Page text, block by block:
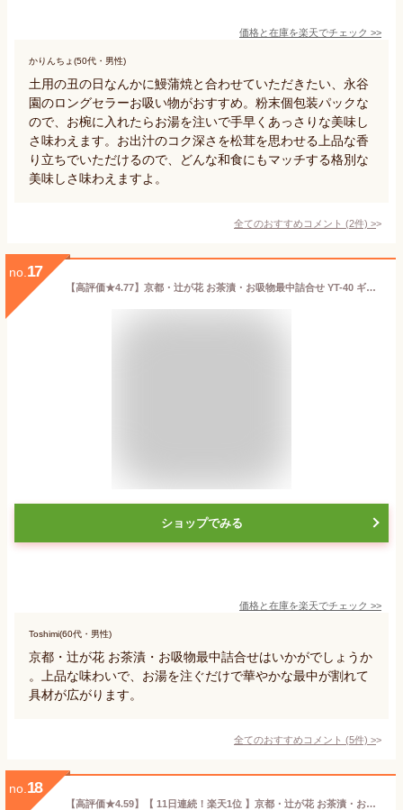
価格と在庫を楽天でチェック >>
かりんちょ(50代・男性)
土用の丑の日なんかに鰻蒲焼と合わせていただきたい、永谷
園のロングセラーお吸い物がおすすめ。粉末個包装パックな
ので、お椀に入れたらお湯を注いで手早くあっさりな美味し
さ味わえます。お出汁のコク深さを松茸を思わせる上品な香
り立ちでいただけるので、どんな和食にもマッチする格別な
美味しさ味わえますよ。
全てのおすすめコメント (2件) >
no. 17
【高評価★4.77】京都・辻が花 お茶漬・お吸物最中詰合せ YT-40 ギフトセット【送料無料】お吸い物 お茶漬け もなか 出産内祝い 結婚内祝い 出産祝い 結婚祝い お祝い お返し 香典返し 快気祝い 内祝い 引っ越し プレゼント ギフト 父の日 お中元
ショップでみる
価格と在庫を楽天でチェック >>
Toshimi(60代・男性)
京都・辻が花 お茶漬・お吸物最中詰合せはいかがでしょうか
。上品な味わいで、お湯を注ぐだけで華やかな最中が割れて
具材が広がります。
全てのおすすめコメント (5件) >
no. 18
【高評価★4.59】【 11日連続！楽天1位 】京都・辻が花 お茶漬・お吸物最中詰合せ YT-20 人気 お吸い物 もなか 出産内祝い 結婚内祝い 出産祝い 結婚祝い 成人式 お祝い お返し 香典返し プレゼント ギフト ご挨拶 初節句 内祝い 誕生日 父の日 お中元